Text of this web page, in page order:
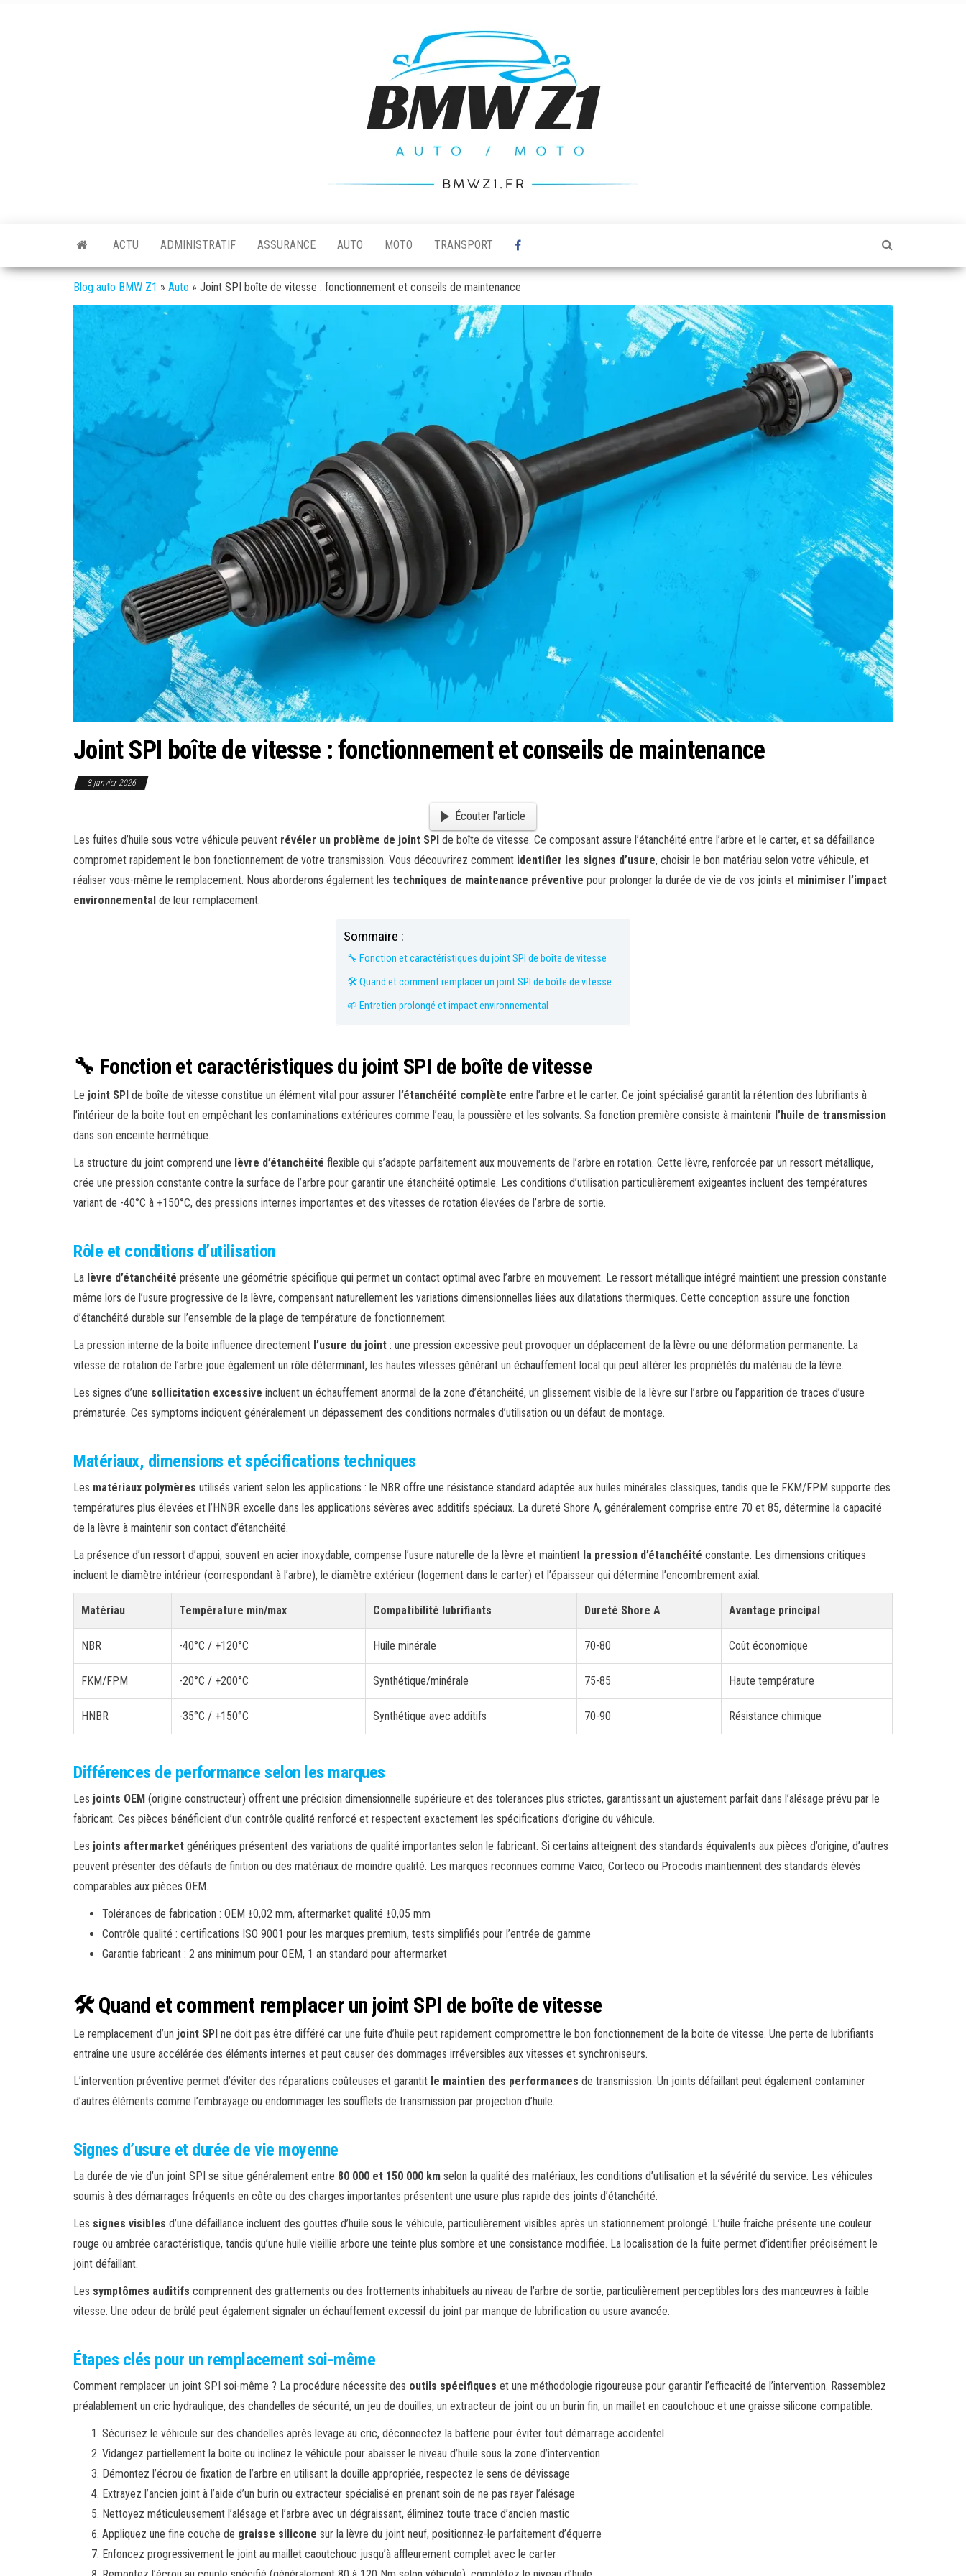
Z1
moto
ACTU ADMINISTRATIF ASSURANCE AUTO MOTO TRANSPORT
Blog auto BMW Z1 » Auto » Joint SPI boîte de vitesse : fonctionnement et conseils de maintenance
Joint SPI boîte de vitesse : fonctionnement et conseils de maintenance
8 janvier 2026
Écouter l'article
Les fuites d’huile sous votre véhicule peuvent révéler un problème de joint SPI de boîte de vitesse. Ce composant assure l’étanchéité entre l’arbre et le carter, et sa défaillance
compromet rapidement le bon fonctionnement de votre transmission. Vous découvrirez comment identifier les signes d’usure, choisir le bon matériau selon votre véhicule, et
réaliser vous-même le remplacement. Nous aborderons également les techniques de maintenance préventive pour prolonger la durée de vie de vos joints et minimiser l’impact
environnemental de leur remplacement.
Sommaire :
🔧 Fonction et caractéristiques du joint SPI de boîte de vitesse
🛠️ Quand et comment remplacer un joint SPI de boîte de vitesse
🌱 Entretien prolongé et impact environnemental
🔧 Fonction et caractéristiques du joint SPI de boîte de vitesse
Le joint SPI de boîte de vitesse constitue un élément vital pour assurer l’étanchéité complète entre l’arbre et le carter. Ce joint spécialisé garantit la rétention des lubrifiants à
l’intérieur de la boite tout en empêchant les contaminations extérieures comme l’eau, la poussière et les solvants. Sa fonction première consiste à maintenir l’huile de transmission
dans son enceinte hermétique.
La structure du joint comprend une lèvre d’étanchéité flexible qui s’adapte parfaitement aux mouvements de l’arbre en rotation. Cette lèvre, renforcée par un ressort métallique,
crée une pression constante contre la surface de l’arbre pour garantir une étanchéité optimale. Les conditions d’utilisation particulièrement exigeantes incluent des températures
variant de -40°C à +150°C, des pressions internes importantes et des vitesses de rotation élevées de l’arbre de sortie.
Rôle et conditions d’utilisation
La lèvre d’étanchéité présente une géométrie spécifique qui permet un contact optimal avec l’arbre en mouvement. Le ressort métallique intégré maintient une pression constante
même lors de l’usure progressive de la lèvre, compensant naturellement les variations dimensionnelles liées aux dilatations thermiques. Cette conception assure une fonction
d’étanchéité durable sur l’ensemble de la plage de température de fonctionnement.
La pression interne de la boite influence directement l’usure du joint : une pression excessive peut provoquer un déplacement de la lèvre ou une déformation permanente. La
vitesse de rotation de l’arbre joue également un rôle déterminant, les hautes vitesses générant un échauffement local qui peut altérer les propriétés du matériau de la lèvre.
Les signes d’une sollicitation excessive incluent un échauffement anormal de la zone d’étanchéité, un glissement visible de la lèvre sur l’arbre ou l’apparition de traces d’usure
prématurée. Ces symptoms indiquent généralement un dépassement des conditions normales d’utilisation ou un défaut de montage.
Matériaux, dimensions et spécifications techniques
Les matériaux polymères utilisés varient selon les applications : le NBR offre une résistance standard adaptée aux huiles minérales classiques, tandis que le FKM/FPM supporte des
températures plus élevées et l’HNBR excelle dans les applications sévères avec additifs spéciaux. La dureté Shore A, généralement comprise entre 70 et 85, détermine la capacité
de la lèvre à maintenir son contact d’étanchéité.
La présence d’un ressort d’appui, souvent en acier inoxydable, compense l’usure naturelle de la lèvre et maintient la pression d’étanchéité constante. Les dimensions critiques
incluent le diamètre intérieur (correspondant à l’arbre), le diamètre extérieur (logement dans le carter) et l’épaisseur qui détermine l’encombrement axial.
Matériau Température min/max Compatibilité lubrifiants Dureté Shore A Avantage principal
NBR -40°C / +120°C Huile minérale 70-80 Coût économique
FKM/FPM -20°C / +200°C Synthétique/minérale 75-85 Haute température
HNBR -35°C / +150°C Synthétique avec additifs 70-90 Résistance chimique
Différences de performance selon les marques
Les joints OEM (origine constructeur) offrent une précision dimensionnelle supérieure et des tolerances plus strictes, garantissant un ajustement parfait dans l’alésage prévu par le
fabricant. Ces pièces bénéficient d’un contrôle qualité renforcé et respectent exactement les spécifications d’origine du véhicule.
Les joints aftermarket génériques présentent des variations de qualité importantes selon le fabricant. Si certains atteignent des standards équivalents aux pièces d’origine, d’autres
peuvent présenter des défauts de finition ou des matériaux de moindre qualité. Les marques reconnues comme Vaico, Corteco ou Procodis maintiennent des standards élevés
comparables aux pièces OEM.
Tolérances de fabrication : OEM ±0,02 mm, aftermarket qualité ±0,05 mm
Contrôle qualité : certifications ISO 9001 pour les marques premium, tests simplifiés pour l’entrée de gamme
Garantie fabricant : 2 ans minimum pour OEM, 1 an standard pour aftermarket
🛠️ Quand et comment remplacer un joint SPI de boîte de vitesse
Le remplacement d’un joint SPI ne doit pas être différé car une fuite d’huile peut rapidement compromettre le bon fonctionnement de la boite de vitesse. Une perte de lubrifiants
entraîne une usure accélérée des éléments internes et peut causer des dommages irréversibles aux vitesses et synchroniseurs.
L’intervention préventive permet d’éviter des réparations coûteuses et garantit le maintien des performances de transmission. Un joints défaillant peut également contaminer
d’autres éléments comme l’embrayage ou endommager les soufflets de transmission par projection d’huile.
Signes d’usure et durée de vie moyenne
La durée de vie d’un joint SPI se situe généralement entre 80 000 et 150 000 km selon la qualité des matériaux, les conditions d’utilisation et la sévérité du service. Les véhicules
soumis à des démarrages fréquents en côte ou des charges importantes présentent une usure plus rapide des joints d’étanchéité.
Les signes visibles d’une défaillance incluent des gouttes d’huile sous le véhicule, particulièrement visibles après un stationnement prolongé. L’huile fraîche présente une couleur
rouge ou ambrée caractéristique, tandis qu’une huile vieillie arbore une teinte plus sombre et une consistance modifiée. La localisation de la fuite permet d’identifier précisément le
joint défaillant.
Les symptômes auditifs comprennent des grattements ou des frottements inhabituels au niveau de l’arbre de sortie, particulièrement perceptibles lors des manœuvres à faible
vitesse. Une odeur de brûlé peut également signaler un échauffement excessif du joint par manque de lubrification ou usure avancée.
Étapes clés pour un remplacement soi-même
Comment remplacer un joint SPI soi-même ? La procédure nécessite des outils spécifiques et une méthodologie rigoureuse pour garantir l’efficacité de l’intervention. Rassemblez
préalablement un cric hydraulique, des chandelles de sécurité, un jeu de douilles, un extracteur de joint ou un burin fin, un maillet en caoutchouc et une graisse silicone compatible.
Sécurisez le véhicule sur des chandelles après levage au cric, déconnectez la batterie pour éviter tout démarrage accidentel
Vidangez partiellement la boite ou inclinez le véhicule pour abaisser le niveau d’huile sous la zone d’intervention
Démontez l’écrou de fixation de l’arbre en utilisant la douille appropriée, respectez le sens de dévissage
Extrayez l’ancien joint à l’aide d’un burin ou extracteur spécialisé en prenant soin de ne pas rayer l’alésage
Nettoyez méticuleusement l’alésage et l’arbre avec un dégraissant, éliminez toute trace d’ancien mastic
Appliquez une fine couche de graisse silicone sur la lèvre du joint neuf, positionnez-le parfaitement d’équerre
Enfoncez progressivement le joint au maillet caoutchouc jusqu’à affleurement complet avec le carter